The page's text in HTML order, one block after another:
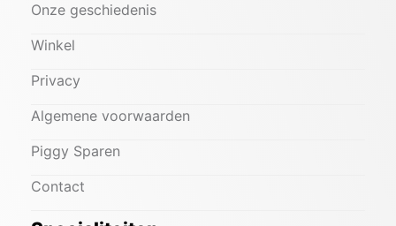
Onze geschiedenis
Winkel
Privacy
Algemene voorwaarden
Piggy Sparen
Contact